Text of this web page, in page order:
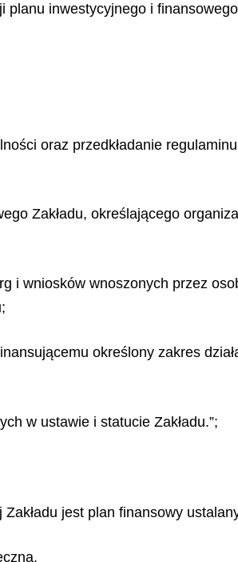
planu inwestycyjnego i
oraz przedkładanie
Zakładu, określającego
i wniosków wnoszonych przez
określony zakres
w ustawie i statucie Zakładu.”;
jest plan finansowy